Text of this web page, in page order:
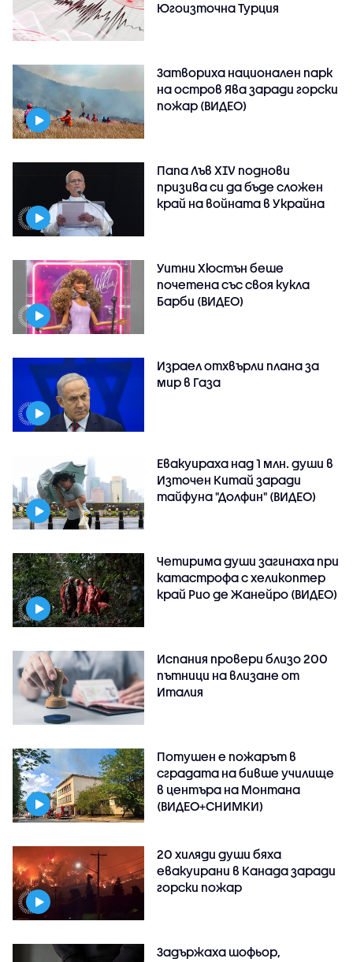
Югоизточна Турция
Затвориха национален парк
на остров Ява заради горски
пожар (ВИДЕО)
Папа Лъв XIV поднови
призива си да бъде сложен
край на войната в Украйна
Уитни Хюстън беше
почетена със своя кукла
Барби (ВИДЕО)
Израел отхвърли плана за
мир в Газа
Евакуираха над 1 млн. души в
Източен Китай заради
тайфуна "Долфин" (ВИДЕО)
Четирима души загинаха при
катастрофа с хеликоптер
край Рио де Жанейро (ВИДЕО)
Испания провери близо 200
пътници на влизане от
Италия
Потушен е пожарът в
сградата на бивше училище
в центъра на Монтана
(ВИДЕО+СНИМКИ)
20 хиляди души бяха
евакуирани в Канада заради
горски пожар
Задържаха шофьор,